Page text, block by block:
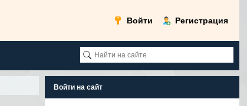
Войти Регистрация
Войти на сайт